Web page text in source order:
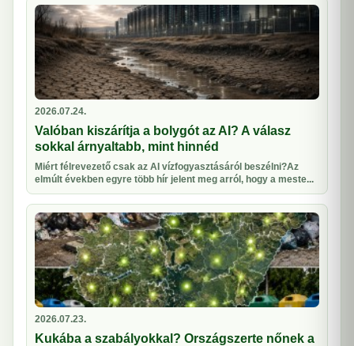
2026.07.24.
Valóban kiszárítja a bolygót az AI? A válasz
sokkal árnyaltabb, mint hinnéd
Miért félrevezető csak az AI vízfogyasztásáról beszélni?Az
elmúlt években egyre több hír jelent meg arról, hogy a meste...
2026.07.23.
Kukába a szabályokkal? Országszerte nőnek a